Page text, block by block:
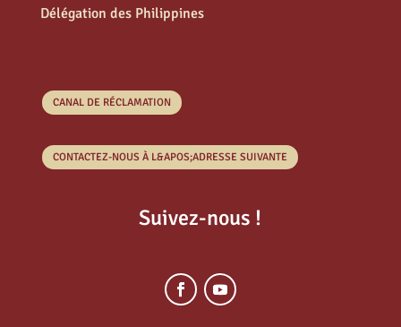
Délégation des Philippines
CANAL DE RÉCLAMATION
CONTACTEZ-NOUS À L&APOS;ADRESSE SUIVANTE
Suivez-nous !